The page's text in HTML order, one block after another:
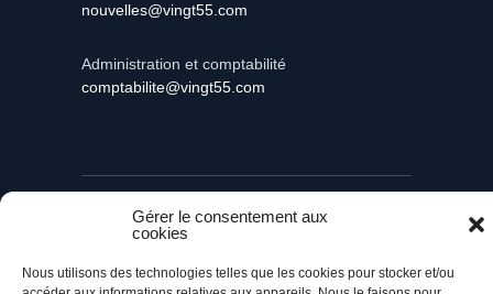
Gérer le consentement aux
cookies
Nous utilisons des technologies telles que les cookies pour stocker et/ou
nouvelles@vingt55.com
Administration et comptabilité
comptabilite@vingt55.com
réservés.
Retour à l’accueil